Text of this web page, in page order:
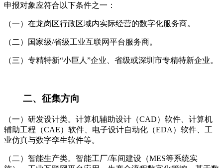
申报对象应符合以下条件之一：
（一）在龙岗区行政区域内实际经营的数字化服务商。
（二）国家级/省级工业互联网平台服务商。
（三）专精特新“小巨人”企业、省级或深圳市专精特新企业。
二、征集方向
（一）研发设计类。计算机辅助设计（CAD）软件、计算机
辅助工程（CAE）软件、电子设计自动化（EDA）软件、工
业仿真与数字孪生软件等。
（二）智能生产类。智能工厂/车间建设（MES等系统实